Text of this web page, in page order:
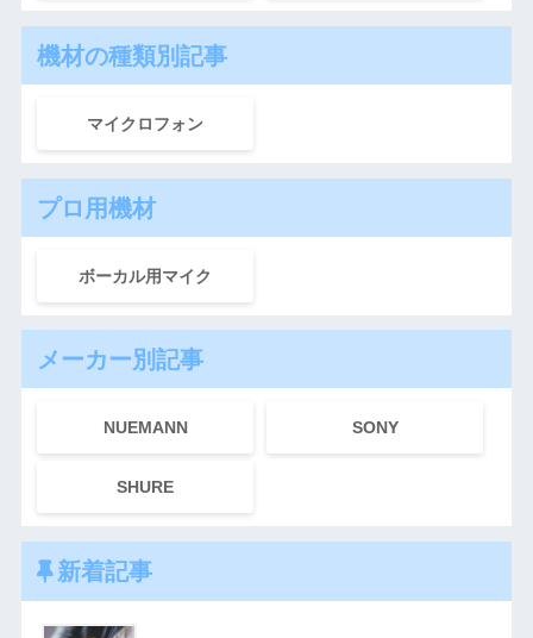
機材の種類別記事
マイクロフォン
プロ用機材
ボーカル用マイク
メーカー別記事
NUEMANN SONY
SHURE
新着記事